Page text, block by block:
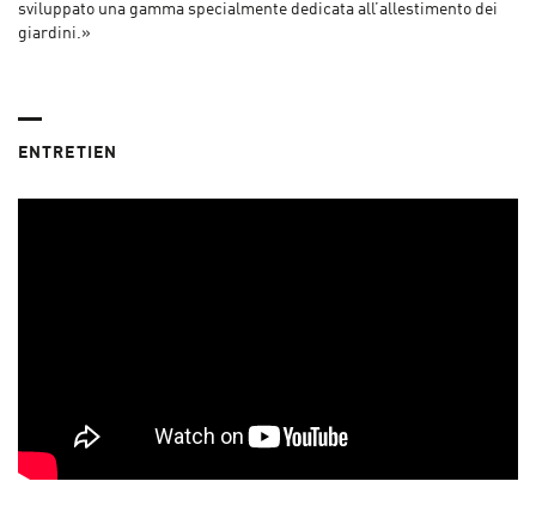
sviluppato una gamma specialmente dedicata all’allestimento dei
giardini.»
ENTRETIEN